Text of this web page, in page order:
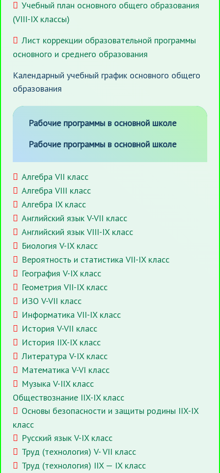
Учебный план основного общего образования
(VIII-IX классы)
Лист коррекции образовательной программы
основного и среднего образования
Календарный учебный график основного общего
образования
Рабочие программы в основной школе
Рабочие программы в основной школе
Алгебра VII класс
Алгебра VIII класс
Алгебра IX класс
Английский язык V-VII класс
Английский язык VIII-IX класс
Биология V-IX класс
Вероятность и статистика VII-IX класс
География V-IX класс
Геометрия VII-IX класс
ИЗО V-VII класс
Информатика VII-IX класс
История V-VII класс
История IIX-IX класс
Литература V-IX класс
Математика V-VI класс
Музыка V-IIX класс
Обществознание IIX-IX класс
Основы безопасности и защиты родины IIX-IX
класс
Русский язык V-IX класс
Труд (технология) V- VII класс
Труд (технология) IIX — IX класс